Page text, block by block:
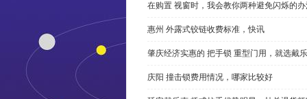
在购置 视窗时，我会教你两种避免闪烁的
惠州 外露式铰链收费标准，快讯
肇庆经济实惠的 把手锁 重型门用，就选戴
庆阳 撞击锁费用情况，哪家比较好